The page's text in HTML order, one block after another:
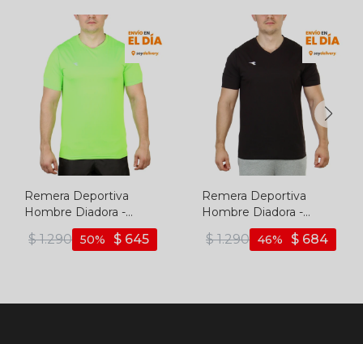
Remera Deportiva
Hombre Diadora -
Verde Fluo
$ 1.290 $ 645
50
Remera Deportiva
Hombre Diadora -
$ 1.290 $ 684
46